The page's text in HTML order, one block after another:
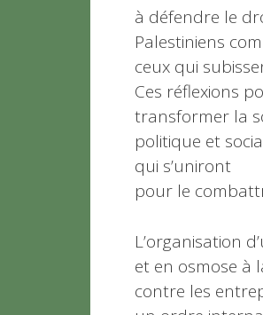
à défendre le
Palestiniens
ceux qui
Ces réflexions
transformer la
politique et
qui s’uniront
pour le
L’organisation
et en osmose à
contre les